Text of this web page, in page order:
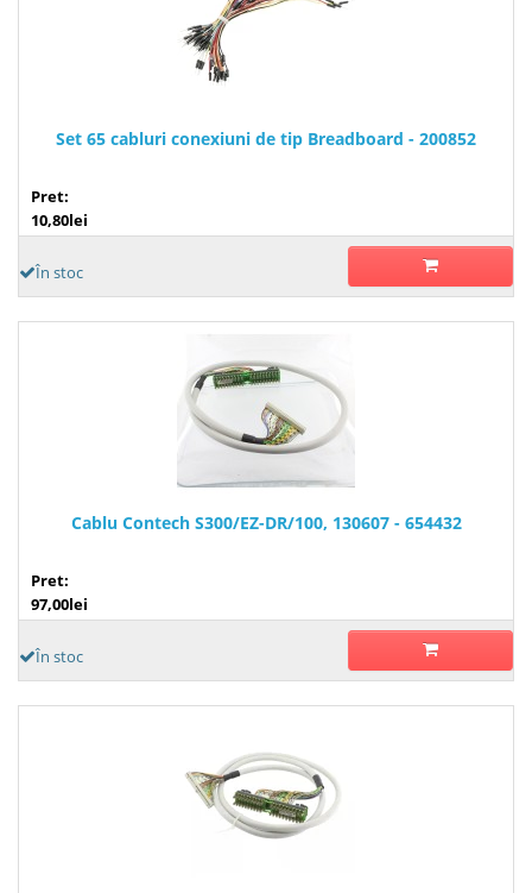
Set 65 cabluri conexiuni de tip Breadboard - 200852
Pret:
10,80lei
În stoc
Cablu Contech S300/EZ-DR/100, 130607 - 654432
Pret:
97,00lei
În stoc